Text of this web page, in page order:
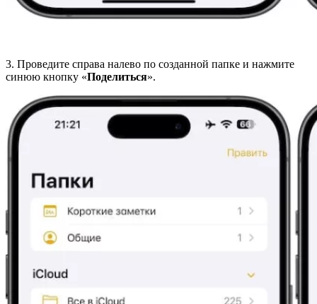
3. Проведите справа налево по созданной папке и нажмите
синюю кнопку «Поделиться».